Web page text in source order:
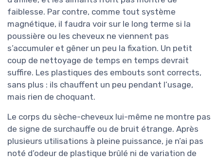
faiblesse. Par contre, comme tout système
magnétique, il faudra voir sur le long terme si la
poussière ou les cheveux ne viennent pas
s’accumuler et gêner un peu la fixation. Un petit
coup de nettoyage de temps en temps devrait
suffire. Les plastiques des embouts sont corrects,
sans plus : ils chauffent un peu pendant l’usage,
mais rien de choquant.
Le corps du sèche-cheveux lui-même ne montre pas
de signe de surchauffe ou de bruit étrange. Après
plusieurs utilisations à pleine puissance, je n’ai pas
noté d’odeur de plastique brûlé ni de variation de